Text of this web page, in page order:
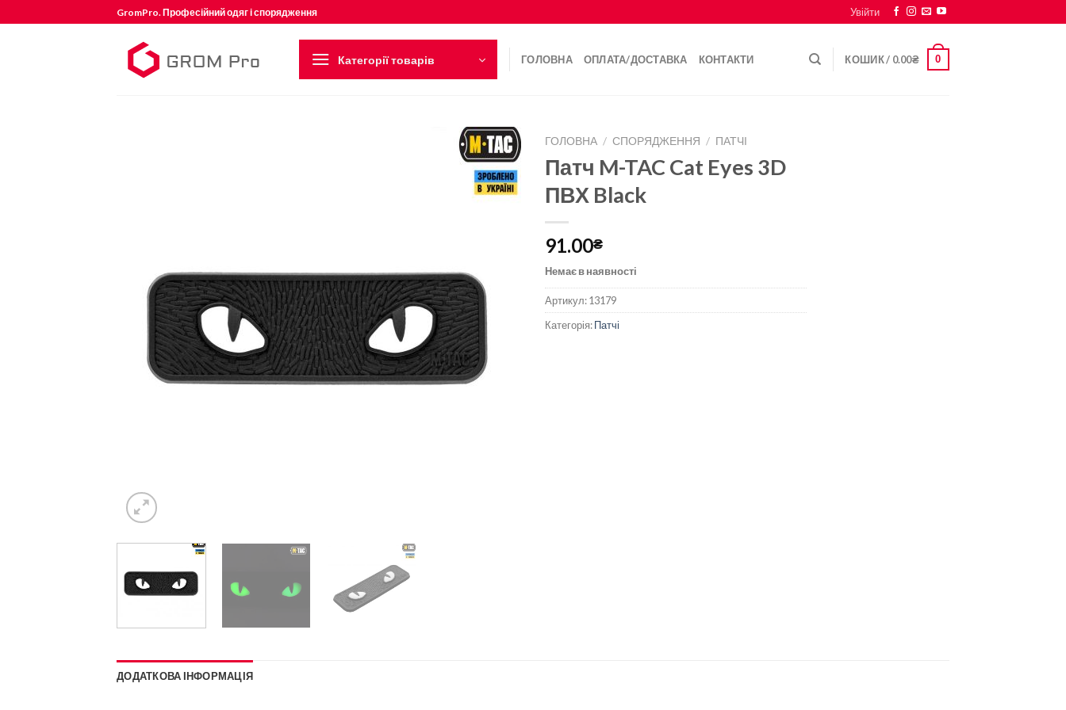
to
GromPro. Професійний одяг і спорядження Увійти
Категорії товарів ГОЛОВНА ОПЛАТА/ДОСТАВКА КОНТАКТИ КОШИК / 0.00₴ 0
ГОЛОВНА / СПОРЯДЖЕННЯ / ПАТЧІ
Патч M-TAC Cat Eyes 3D
ПВХ Black
91.00₴
Немає в наявності
Артикул:13179
Категорія:Патчі
ДОДАТКОВА ІНФОРМАЦІЯ